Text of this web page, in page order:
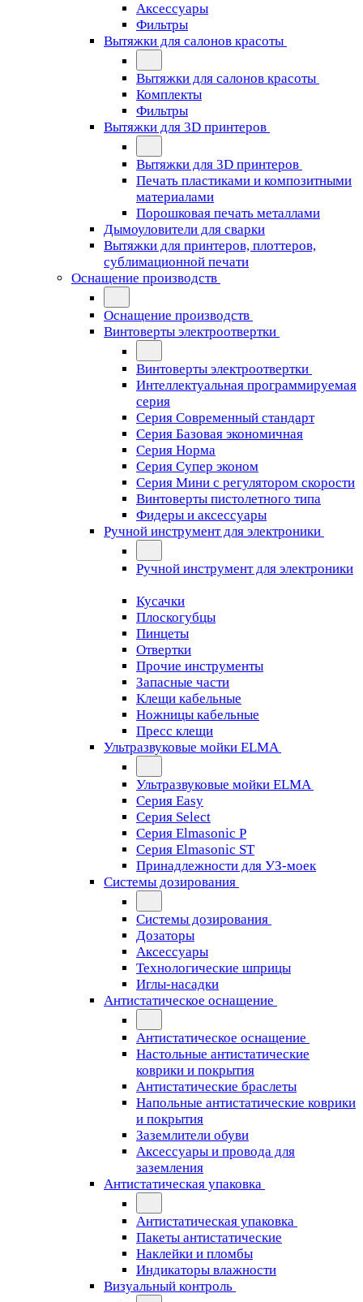
Аксессуары
Фильтры
Вытяжки для салонов красоты
Вытяжки для салонов красоты
Комплекты
Фильтры
Вытяжки для 3D принтеров
Вытяжки для 3D принтеров
Печать пластиками и композитными
материалами
Порошковая печать металлами
Дымоуловители для сварки
Вытяжки для принтеров, плоттеров,
сублимационной печати
Оснащение производств
Оснащение производств
Винтоверты электроотвертки
Винтоверты электроотвертки
Интеллектуальная программируемая
серия
Серия Современный стандарт
Серия Базовая экономичная
Серия Норма
Серия Cупер эконом
Серия Мини с регулятором скорости
Винтоверты пистолетного типа
Фидеры и аксессуары
Ручной инструмент для электроники
Ручной инструмент для электроники
Кусачки
Плоскогубцы
Пинцеты
Отвертки
Прочие инструменты
Запасные части
Клещи кабельные
Ножницы кабельные
Пресс клещи
Ультразвуковые мойки ELMA
Ультразвуковые мойки ELMA
Серия Easy
Серия Select
Серия Elmasonic P
Серия Elmasonic ST
Принадлежности для УЗ-моек
Системы дозирования
Системы дозирования
Дозаторы
Аксессуары
Технологические шприцы
Иглы-насадки
Антистатическое оснащение
Антистатическое оснащение
Настольные антистатические
коврики и покрытия
Антистатические браслеты
Напольные антистатические коврики
и покрытия
Заземлители обуви
Аксессуары и провода для
заземления
Антистатическая упаковка
Антистатическая упаковка
Пакеты антистатические
Наклейки и пломбы
Индикаторы влажности
Визуальный контроль